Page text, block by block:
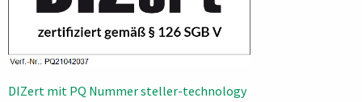
Beitragsnavigation
DIZert mit PQ Nummer steller-technology